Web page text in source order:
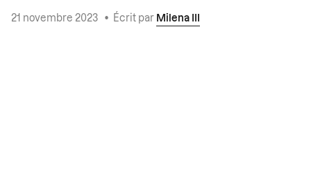
21 novembre 2023 • Écrit par Milena III